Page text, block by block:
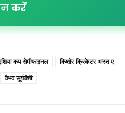
करें
कप सेमीफाइनल किशोर क्रिकेटर भारत ए
वैभव सूर्यवंशी